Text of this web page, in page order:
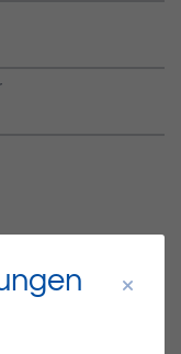
2019.PDF